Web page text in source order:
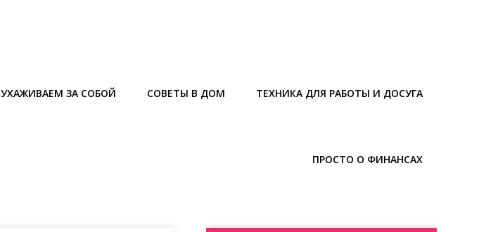
УХАЖИВАЕМ ЗА СОБОЙ СОВЕТЫ В ДОМ ТЕХНИКА ДЛЯ РАБОТЫ И ДОСУГА
ПРОСТО О ФИНАНСАХ